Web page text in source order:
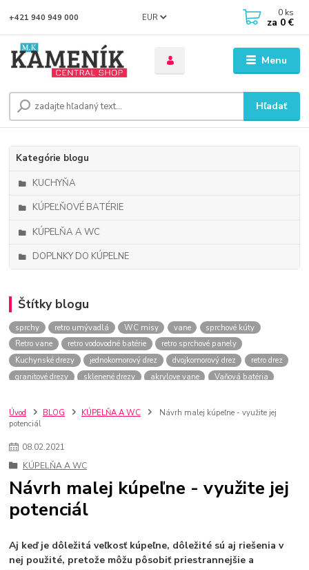
Menu
EUR
Hľadať
+421 940 949 000 0 ks
za 0 €
Kategórie blogu
KUCHYŇA
KÚPEĽŇOVÉ BATÉRIE
KÚPELŇA A WC
DOPLNKY DO KÚPELNE
Štítky blogu
sprchy retro umývadlá WC misy vane
sprchové kúty
Retro vane
retro vodovodné batérie
retro sprchové panely
Kuchynské drezy
jednokomorový drez dvojkomorový drez
retro drez
granitové drezy
sklenené drezy akrylove vane
Vaňová batéria
stojace WC
odtoky wc misa umývadlá
medene drezy
Granitové drezy
čierne drezy
Retro batérie
Inštalácia ventilátora
Vane Sprchy
sprchové police
police do kúpeľne
Úvod BLOG KÚPELŇA A WC
Návrh malej kúpeľne - využite jej
potenciál
08.02.2021
KÚPELŇA A WC
Návrh malej kúpeľne - využite jej
potenciál
Aj keď je dôležitá veľkosť kúpeľne, dôležité sú aj riešenia v
nej použité, pretože môžu pôsobiť priestrannejšie a